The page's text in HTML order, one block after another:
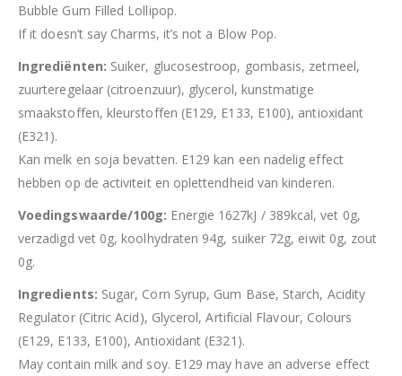
Bubble Gum Filled Lollipop.
If it doesn’t say Charms, it’s not a Blow Pop.
Ingrediënten: Suiker, glucosestroop, gombasis, zetmeel,
zuurteregelaar (citroenzuur), glycerol, kunstmatige
smaakstoffen, kleurstoffen (E129, E133, E100), antioxidant
(E321).
Kan melk en soja bevatten. E129 kan een nadelig effect
hebben op de activiteit en oplettendheid van kinderen.
Voedingswaarde/100g: Energie 1627kJ / 389kcal, vet 0g,
verzadigd vet 0g, koolhydraten 94g, suiker 72g, eiwit 0g, zout
0g.
Ingredients: Sugar, Corn Syrup, Gum Base, Starch, Acidity
Regulator (Citric Acid), Glycerol, Artificial Flavour, Colours
(E129, E133, E100), Antioxidant (E321).
May contain milk and soy. E129 may have an adverse effect